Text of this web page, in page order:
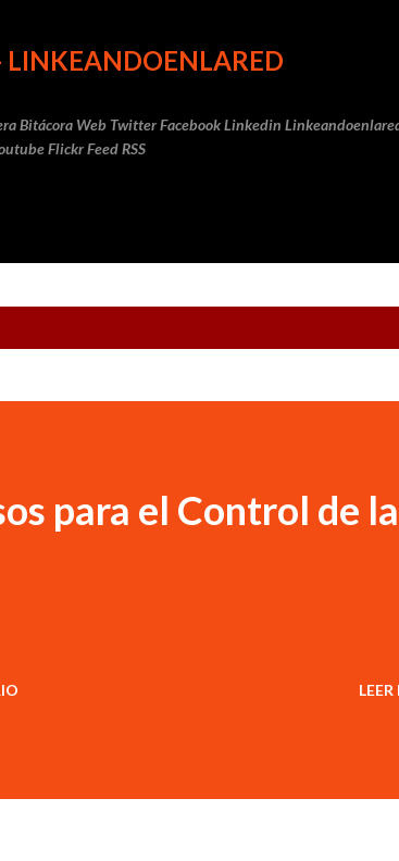
Bitácora Web Twitter Facebook Linkedin
Flickr Feed RSS
para el Control de la